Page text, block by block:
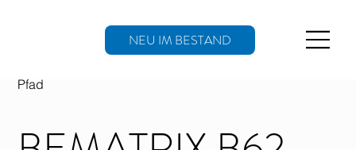
NEU IM BESTAND
Pfad